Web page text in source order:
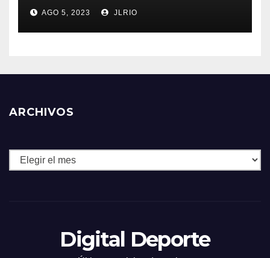
AGO 5, 2023 JLRIO
ARCHIVOS
Archivos
Digital Deporte